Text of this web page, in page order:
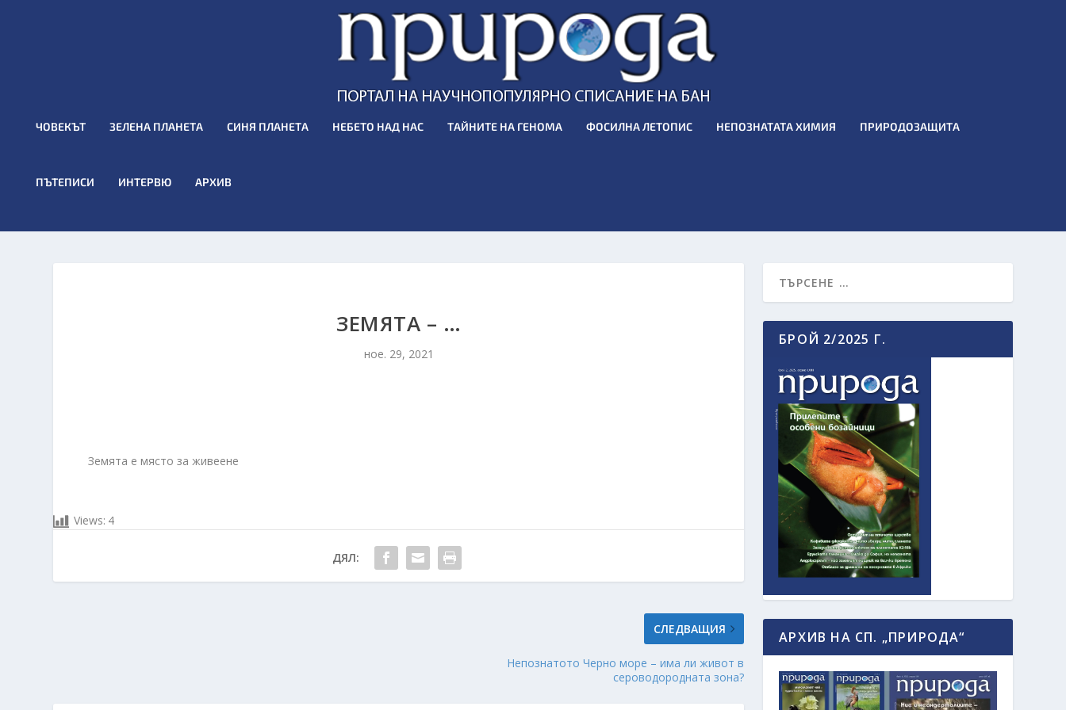
ЧОВЕКЪТ ЗЕЛЕНА ПЛАНЕТА СИНЯ ПЛАНЕТА НЕБЕТО НАД НАС ТАЙНИТЕ НА ГЕНОМА ФОСИЛНА ЛЕТОПИС НЕПОЗНАТАТА ХИМИЯ ПРИРОДОЗАЩИТА
ПЪТЕПИСИ ИНТЕРВЮ АРХИВ
ЗЕМЯТА – …
ное. 29, 2021
Земята е място за живеене
Views: 4
ДЯЛ:
СЛЕДВАЩИЯ
Непознатото Черно море – има ли живот в
сероводородната зона?
БРОЙ 2/2025 Г.
АРХИВ НА СП. „ПРИРОДА“